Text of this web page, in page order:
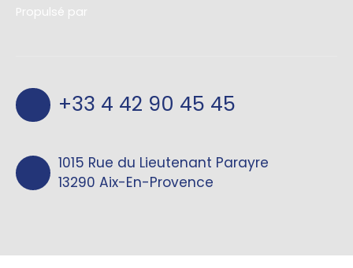
Propulsé par
+33 4 42 90 45 45
1015 Rue du Lieutenant Parayre
13290 Aix-En-Provence